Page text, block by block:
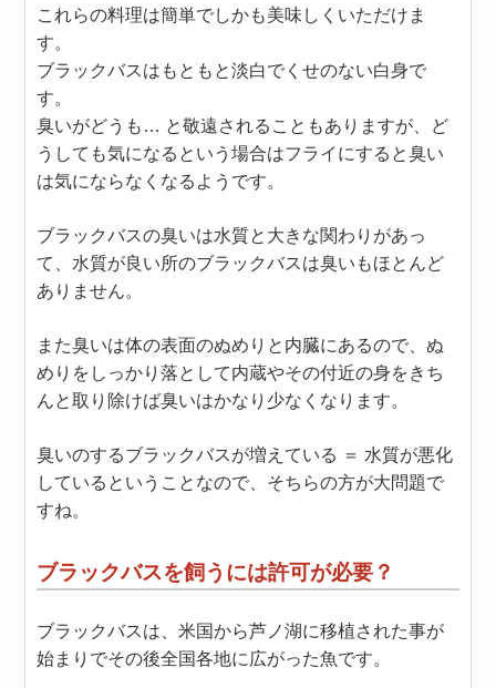
これらの料理は簡単でしかも美味しくいただけま
す。
ブラックバスはもともと淡白でくせのない白身で
す。
臭いがどうも… と敬遠されることもありますが、ど
うしても気になるという場合はフライにすると臭い
は気にならなくなるようです。
ブラックバスの臭いは水質と大きな関わりがあっ
て、水質が良い所のブラックバスは臭いもほとんど
ありません。
また臭いは体の表面のぬめりと内臓にあるので、ぬ
めりをしっかり落として内蔵やその付近の身をきち
んと取り除けば臭いはかなり少なくなります。
臭いのするブラックバスが増えている ＝ 水質が悪化
しているということなので、そちらの方が大問題で
すね。
ブラックバスを飼うには許可が必要？
ブラックバスは、米国から芦ノ湖に移植された事が
始まりでその後全国各地に広がった魚です。